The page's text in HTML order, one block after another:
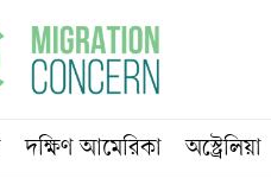
দক্ষিণ আমেরিকা অস্ট্রেলিয়া